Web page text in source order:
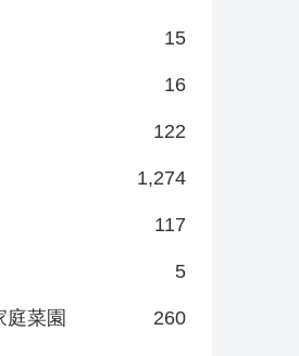
15
16
122
1,274
117
5
庭菜園 260